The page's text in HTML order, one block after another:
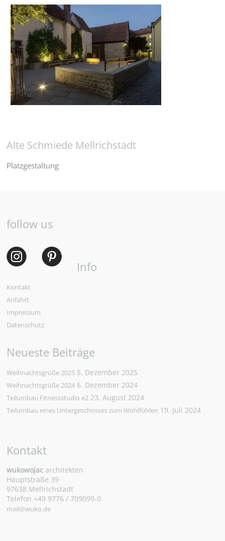
Alte Schmiede Mellrichstadt
Platzgestaltung
follow us
Info
Kontakt
Anfahrt
Impressum
Datenschutz
Neueste Beiträge
Weihnachtsgrüße 2025 5. Dezember 2025
Weihnachtsgrüße 2024 6. Dezember 2024
Teilumbau Fitnessstudio e2 23. August 2024
Teilumbau eines Untergeschosses zum Wohlfühlen 19. Juli 2024
Kontakt
wukowojac architekten
Hauptstraße 39
97638 Mellrichstadt
Telefon +49 9776 / 709099-0
mail@wuko.de